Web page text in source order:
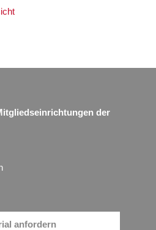
der
anfordern